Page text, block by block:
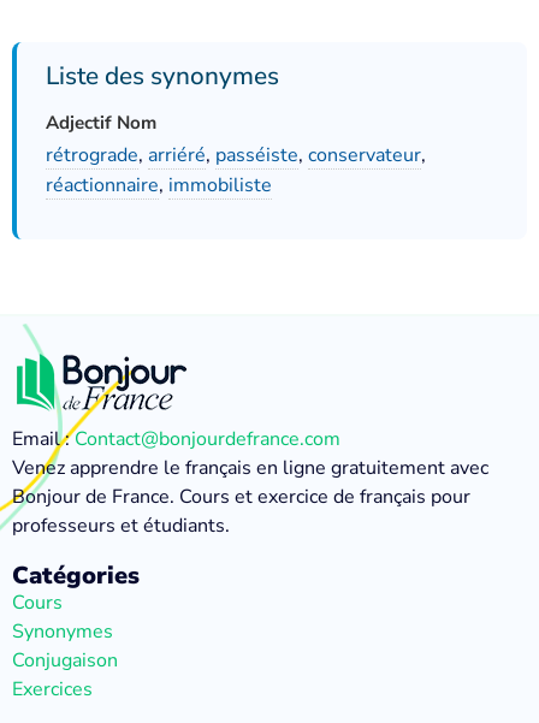
Liste des synonymes
Adjectif Nom
rétrograde, arriéré, passéiste, conservateur,
réactionnaire, immobiliste
Email :Contact@bonjourdefrance.com
Venez apprendre le français en ligne gratuitement avec
Bonjour de France. Cours et exercice de français pour
professeurs et étudiants.
Catégories
Cours
Synonymes
Conjugaison
Exercices